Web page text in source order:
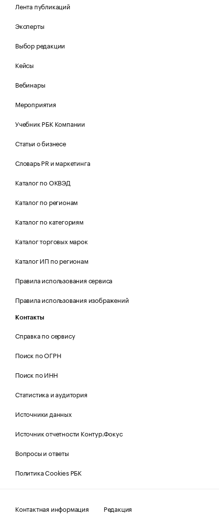
Лента публикаций
Эксперты
Выбор редакции
Кейсы
Вебинары
Мероприятия
Учебник РБК Компании
Статьи о бизнесе
Словарь PR и маркетинга
Каталог по ОКВЭД
Каталог по регионам
Каталог по категориям
Каталог торговых марок
Каталог ИП по регионам
Правила использования сервиса
Правила использования изображений
Контакты
Справка по сервису
Поиск по ОГРН
Поиск по ИНН
Статистика и аудитория
Источники данных
Источник отчетности Контур.Фокус
Вопросы и ответы
Политика Cookies РБК
Контактная информация
Редакция